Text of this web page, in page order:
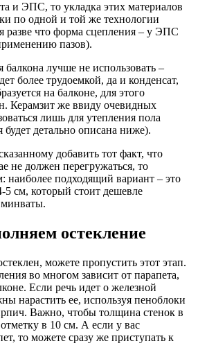
и ЭПС, то укладка этих материалов
по одной и той же технологии
разве что форма сцепления – у ЭПС
пазов).
лучше не использовать –
более трудоемкой, да и конденсат,
на балконе, для этого
Керамзит же ввиду очевидных
лишь для утепления пола
будет детально описана ниже).
добавить тот факт, что
не должен перегружаться, то
наиболее подходящий вариант – это
см, который стоит дешевле
остекление
можете пропустить этот этап.
во многом зависит от парапета,
Если речь идет о железной
нарастить ее, используя пеноблоки
Важно, чтобы толщина стенок в
в 10 см. А если у вас
то можете сразу же приступать к